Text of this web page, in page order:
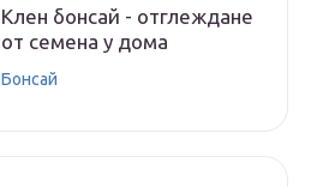
Клен бонсай - отглеждане
от семена у дома
Бонсай